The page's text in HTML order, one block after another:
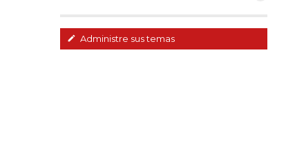
Administre sus temas